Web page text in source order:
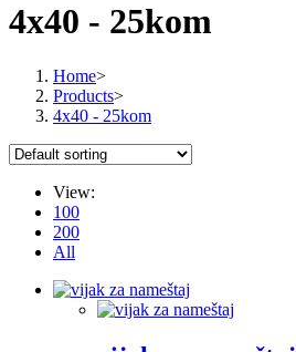
4x40 - 25kom
Home>
Products>
4x40 - 25kom
View:
100
200
All